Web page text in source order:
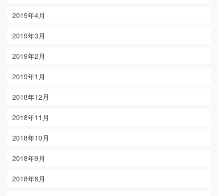
2019年4月
2019年3月
2019年2月
2019年1月
2018年12月
2018年11月
2018年10月
2018年9月
2018年8月